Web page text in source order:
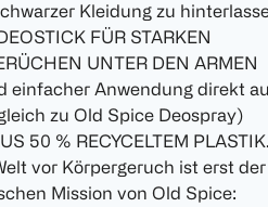
Kleidung zu
FÜR STARKEN
UNTER DEN ARMEN
einfacher Anwendung direkt
zu Old Spice Deospray)
50 % RECYCELTEM PLASTIK.
vor Körpergeruch ist erst der
Mission von Old Spice: